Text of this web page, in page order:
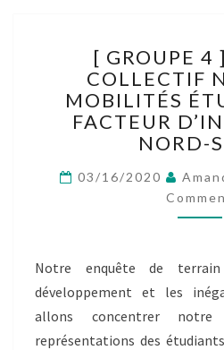
4
]
N°1
–
LES
[ GROUPE 4
COLLECTIF
MOBILITÉS
FACTEUR
NORD-
03/16/2020
Notre enquête de
développement et les
allons concentrer
représentations des